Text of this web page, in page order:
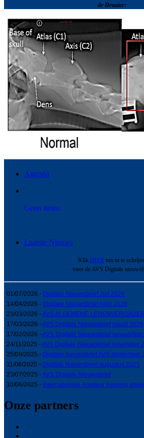
de Draaier:
Agenda
Geen items
Laatste Nieuws
Klik HIERom in te
voor de AVS Digitale
01/07/2026 - Digitale Nieuwsbrief Juli 2026
14/04/2026 - Digitale Nieuwsbrief April 2026
23/03/2026 -AVS ALGEMENE
17/03/2026 -AVS Digitale Nieuwsbrief maart 2026
17/02/2026 -AVS Digitale Nieuwsbrief januari/
24/11/2025 -AVS Digitale Nieuwsbrief november
25/09/2025 - Digitale nieuwsbrief AVS september
11/08/2025 - Digitale Nieuwsbrief augustus 2025
23/07/2025 -AVS Digitale Nieuwsbrief
10/06/2025 - Internationale Amateur Keuring
Onze partners